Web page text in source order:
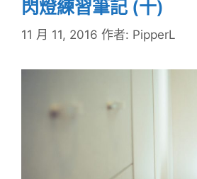
閃燈練習筆記 (十)
11 月 11, 2016 作者: PipperL